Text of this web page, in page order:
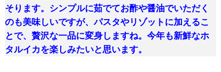
そります。シンプルに茹でてお酢や醤油でいただく
のも美味しいですが、パスタやリゾットに加えるこ
とで、贅沢な一品に変身しますね。今年も新鮮なホ
タルイカを楽しみたいと思います。